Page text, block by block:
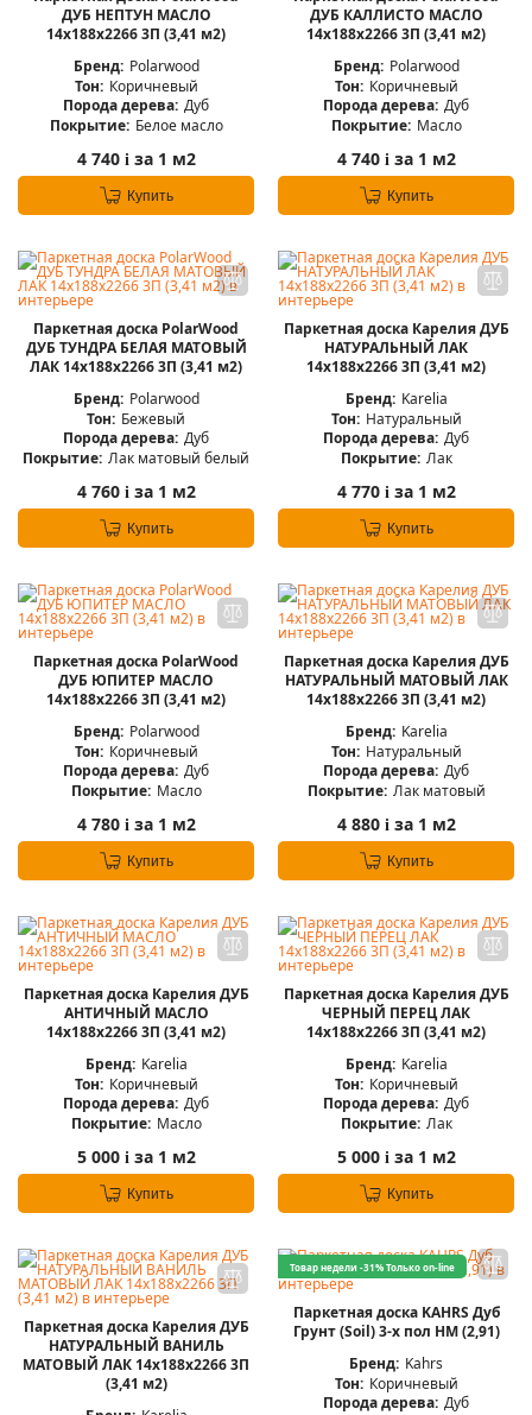
ДУБ НЕПТУН МАСЛО
14x188x2266 3П (3,41 м2)
Бренд: Polarwood
Тон: Коричневый
Порода дерева: Дуб
Покрытие: Белое масло
4 740 iза 1 м2
Купить
ДУБ КАЛЛИСТО МАСЛО
14x188x2266 3П (3,41 м2)
Бренд: Polarwood
Тон: Коричневый
Порода дерева: Дуб
Покрытие: Масло
4 740 iза 1 м2
Купить
Паркетная доска PolarWood
ДУБ ТУНДРА БЕЛАЯ МАТОВЫЙ
ЛАК 14x188x2266 3П (3,41 м2)
Бренд: Polarwood
Тон: Бежевый
Порода дерева: Дуб
Покрытие: Лак матовый белый
4 760 iза 1 м2
Купить
Паркетная доска Карелия ДУБ
НАТУРАЛЬНЫЙ ЛАК
14x188x2266 3П (3,41 м2)
Бренд: Karelia
Тон: Натуральный
Порода дерева: Дуб
Покрытие: Лак
4 770 iза 1 м2
Купить
Паркетная доска PolarWood
ДУБ ЮПИТЕР МАСЛО
14x188x2266 3П (3,41 м2)
Бренд: Polarwood
Тон: Коричневый
Порода дерева: Дуб
Покрытие: Масло
4 780 iза 1 м2
Купить
Паркетная доска Карелия ДУБ
НАТУРАЛЬНЫЙ МАТОВЫЙ ЛАК
14x188x2266 3П (3,41 м2)
Бренд: Karelia
Тон: Натуральный
Порода дерева: Дуб
Покрытие: Лак матовый
4 880 iза 1 м2
Купить
Паркетная доска Карелия ДУБ
АНТИЧНЫЙ МАСЛО
14x188x2266 3П (3,41 м2)
Бренд: Karelia
Тон: Коричневый
Порода дерева: Дуб
Покрытие: Масло
5 000 iза 1 м2
Купить
Паркетная доска Карелия ДУБ
ЧЕРНЫЙ ПЕРЕЦ ЛАК
14x188x2266 3П (3,41 м2)
Бренд: Karelia
Тон: Коричневый
Порода дерева: Дуб
Покрытие: Лак
5 000 iза 1 м2
Купить
Паркетная доска Карелия ДУБ
НАТУРАЛЬНЫЙ ВАНИЛЬ
МАТОВЫЙ ЛАК 14x188x2266 3П
(3,41 м2)
Товар недели -31%Только on-line
Паркетная доска KAHRS Дуб
Грунт (Soil) 3-х пол НМ (2,91)
Бренд: Kahrs
Тон: Коричневый
Порода дерева: Дуб